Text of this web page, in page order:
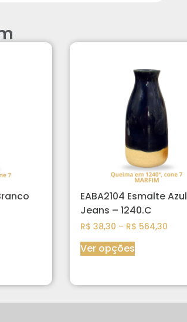
EABA2104 Esmalte Azul
Jeans – 1240.C
R$ 38,30 – R$ 564,30
Ver opções